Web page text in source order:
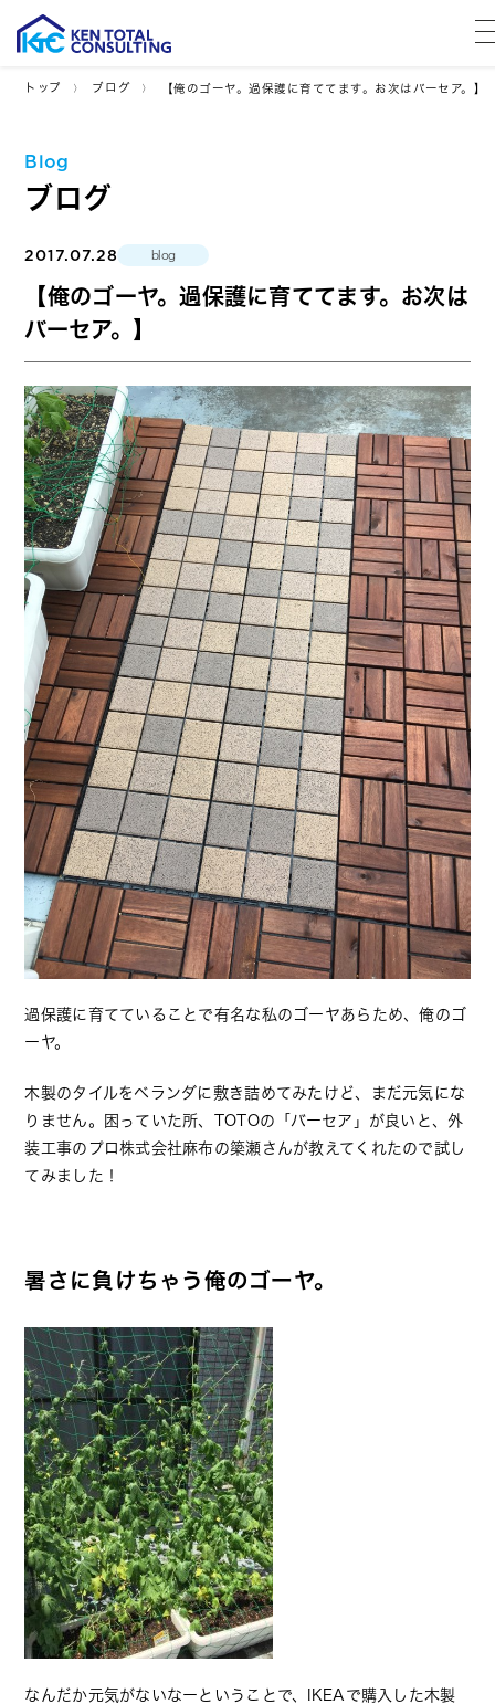
トップ ブログ 【俺のゴーヤ。過保護に育ててます。お次はバーセア。】
Blog
ブログ
2017.07.28 blog
【俺のゴーヤ。過保護に育ててます。お次は
バーセア。】
過保護に育てていることで有名な私のゴーヤあらため、俺のゴ
ーヤ。
木製のタイルをベランダに敷き詰めてみたけど、まだ元気にな
りません。困っていた所、TOTOの「バーセア」が良いと、外
装工事のプロ株式会社麻布の簗瀬さんが教えてくれたので試し
てみました！
暑さに負けちゃう俺のゴーヤ。
なんだか元気がないなーということで、IKEAで購入した木製